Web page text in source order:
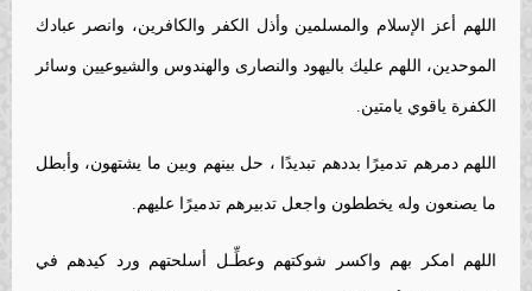
اللهم أعز الإسلام والمسلمين وأذل الكفر والكافرين، وانصر عبادك
الموحدين، اللهم عليك باليهود والنصارى والهندوس والشيوعيين وسائر
الكفرة ياقوي يامتين.
اللهم دمرهم تدميرًا بددهم تبديدًا ، حل بينهم وبين ما يشتهون، وأبطل
ما يصنعون وله يخططون واجعل تدبيرهم تدميرًا عليهم.
اللهم امكر بهم واكسر شوكتهم وعطِّـل أسلحتهم ورد كيدهم في